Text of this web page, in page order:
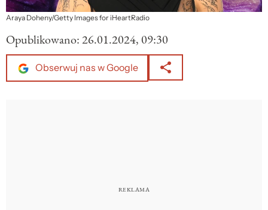
Araya Doheny/Getty Images for iHeartRadio
Opublikowano:26.01.2024, 09:30
Obserwuj nas w Google